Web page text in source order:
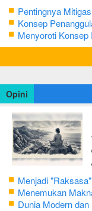
Pentingnya
Bojonegoro
Konsep
Mengutamakan
Menyoroti Konsep
Bojonegoro
Opini
Menjadi
Menemukan
Dunia Modern